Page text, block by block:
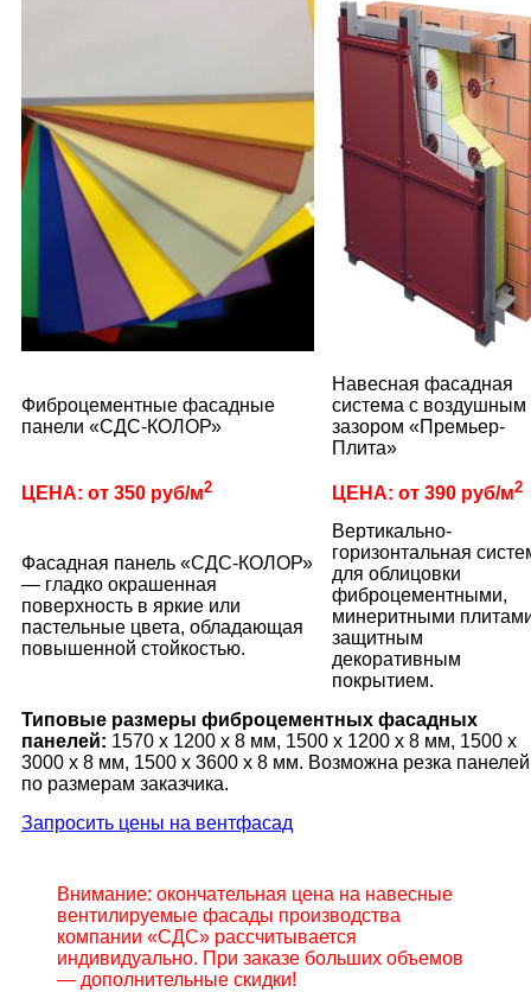
Фиброцементные фасадные
панели «СДС-КОЛОР»
Навесная фасадная
система с воздушным
зазором «Премьер-
Плита»
ЦЕНА: от 350 руб/м2 ЦЕНА: от 390 руб/м2
Фасадная панель «СДС-КОЛОР»
— гладко окрашенная
поверхность в яркие или
пастельные цвета, обладающая
повышенной стойкостью.
Вертикально-
горизонтальная
для облицовки
фиброцементными,
минеритными
защитным
декоративным
покрытием.
Типовые размеры фиброцементных фасадных
панелей: 1570 х 1200 х 8 мм, 1500 x 1200 x 8 мм, 1500 x
3000 x 8 мм, 1500 x 3600 x 8 мм. Возможна резка панелей
по размерам заказчика.
Запросить цены на вентфасад
Внимание: окончательная цена на навесные
вентилируемые фасады производства
компании «СДС» рассчитывается
индивидуально. При заказе больших объемов
— дополнительные скидки!